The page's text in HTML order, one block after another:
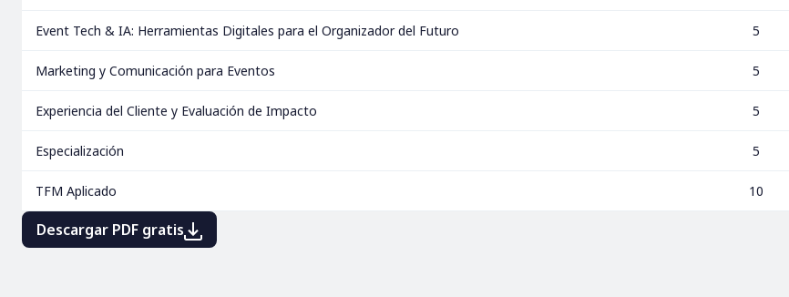
Event Tech & IA: Herramientas Digitales para el Organizador del Futuro 5
Marketing y Comunicación para Eventos 5
Experiencia del Cliente y Evaluación de Impacto 5
Especialización 5
TFM Aplicado 10
Descargar PDF gratis